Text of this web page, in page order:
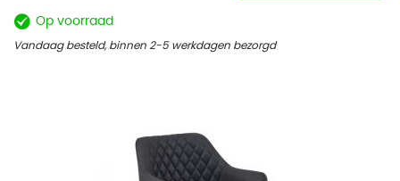
Op voorraad
Vandaag besteld, binnen 2-5 werkdagen bezorgd